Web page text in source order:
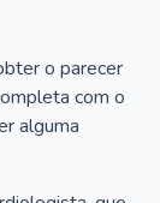
o parecer
com o
alguma